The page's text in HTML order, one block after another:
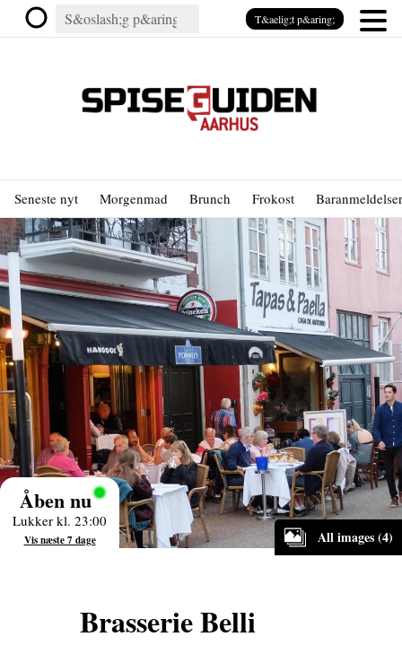
Seneste nyt Morgenmad Brunch Frokost Baranmeldelser
All images (4)
Åben nu
Lukker kl. 23:00
Vis næste 7 dage
Brasserie Belli
T&aelig;t p&aring;